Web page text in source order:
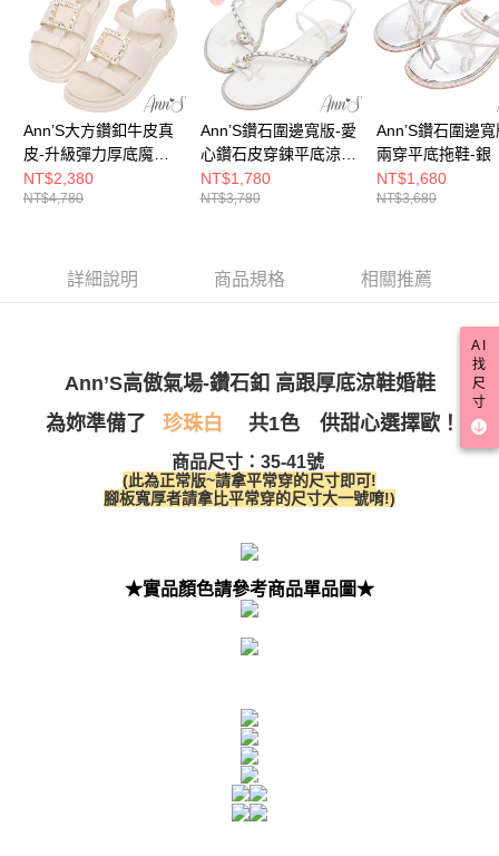
醒簡訊。
2.透過簡訊連結打開帳單後，可選擇「超商條碼／台灣大直營門市／銀行轉
帳／街口支付／iPASS MONEY」等通路繳費。
【注意事項】
1.本服務係由「台灣大哥大股份有限公司」（以下簡稱本公司）所提供，讓
用戶於交易時，得透過本服務購買商品或服務，並由商店將買賣／分期付款
買賣價金債權讓與本公司後，依約使用本公司帳單繳交帳款。
2.基於同意付款使用「大哥付你分期」之契約關係目的，商店將以您的個人
資料（包含姓名、電話或地址）提供予台灣大哥大進項蒐集、處理及利用，
１．於結帳方式選擇「AFTEE先享後付」後，將跳轉至「AFTEE先享後付」
結帳頁面，進行簡訊認證並確認金額後，即可完成結帳。
２．訂單成立數日內，您將收到繳費通知簡訊。
３．收到繳費通知簡訊後14天內，點擊此簡訊中的連結，可透過四大超商／
ATM／網路銀行／等多元方式進行付款，方視為交易完成。
※ 請注意：結帳手續完成當下不需立刻繳費，但若您需要取消訂單，請聯絡
購買商品的店家。未經商家同意取消之訂單仍視為有效，需透過AFTEE先享
後付繳納相關費用。
※ 交易是否成功請以「AFTEE先享後付 」之結帳頁面顯示為準，若有關於
是否繳費成功／繳費後需取消欲退款等相關疑問，請聯繫「AFTEE先享後付
１．透過由恩沛科技股份有限公司提供之「AFTEE先享後付」服務完成之交
３．未成年的使用者請事先徵得法定代理人或監護人之同意方可使用
任。
４．使用「AFTEE先享後付」時，將依據個別帳號之用戶狀況，依本公司即
時審查核予不同之上限額度；若仍有額度不足之情形，本公司將視審查結果
請求用戶進行身份認證。
５．嚴禁一人註冊多個帳號或使用他人資訊註冊。若發現惡意使用之情形，
付款後全家取貨
每筆NT$100，滿NT$999(含以上)免運費
萊爾富付款取貨
每筆NT$100，滿NT$999(含以上)免運費
付款後萊爾富取貨
每筆NT$100，滿NT$999(含以上)免運費
每筆NT$100，滿NT$999(含以上)免運費
國家/地區配送(非順豐配送，勿填寫順豐智能櫃地址)
國家/地區配送(限中國大陸地區)
Ann’S大方鑽釦牛皮真
皮-升級彈力厚底魔鬼
氈涼鞋4cm-米白
NT$2,380
NT$4,780
Ann’S鑽石圍邊寬版-愛
心鑽石皮穿鍊平底涼鞋
1cm-白
NT$1,780
NT$3,780
Ann’S鑽石圍邊
兩穿平底拖鞋-銀
NT$1,680
NT$3,680
詳細說明 商品規格 相關推薦
Ann’S高傲氣場-鑽石釦 高跟厚底涼鞋婚鞋
為妳準備了 珍珠白 共1色 供甜心選擇歐！
商品尺寸：35-41號
(此為正常版~請拿平常穿的尺寸即可!
腳板寬厚者請拿比平常穿的尺寸大一號唷!)
★實品顏色請參考商品單品圖★
AI
找
尺
寸